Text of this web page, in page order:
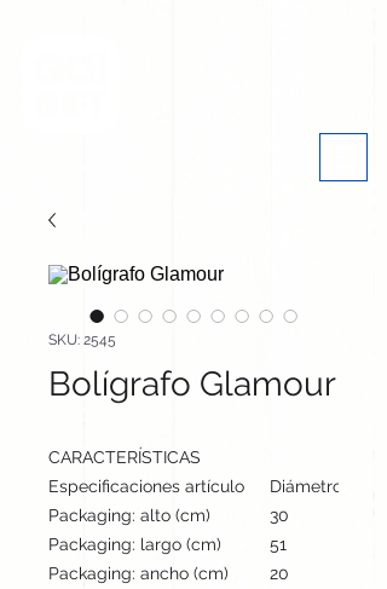
SKU: 2545
Bolígrafo Glamour
CARACTERÍSTICAS
Especificaciones artículo
Diámetro: 1.1
Packaging: alto (cm)
30
Packaging: largo (cm)
51
Packaging: ancho (cm)
20